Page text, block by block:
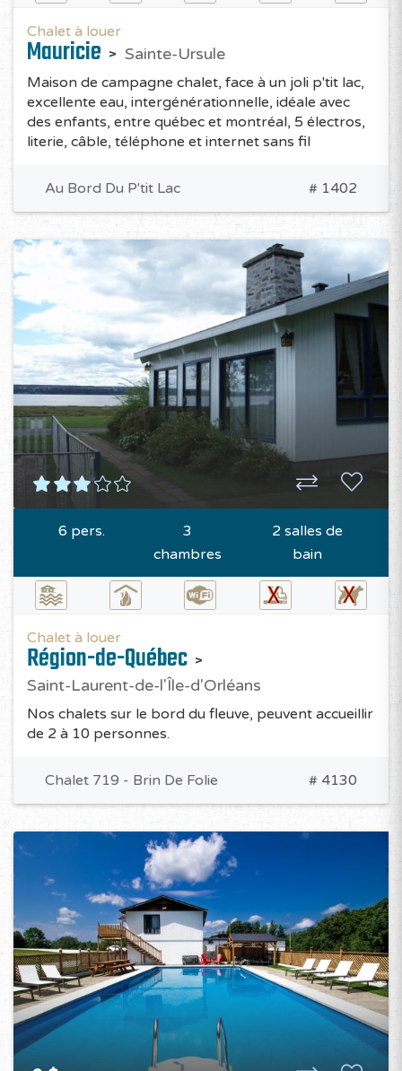
Chalet à louer
Mauricie Sainte-Ursule
Maison de campagne chalet, face à un joli p'tit lac,
excellente eau, intergénérationnelle, idéale avec
des enfants, entre québec et montréal, 5 électros,
literie, câble, téléphone et internet sans fil
Au Bord Du P'tit Lac # 1402
6 pers.
3
chambres
2 salles de
bain
Chalet à louer
Région-de-Québec
Saint-Laurent-de-l'Île-d'Orléans
Nos chalets sur le bord du fleuve, peuvent accueillir
de 2 à 10 personnes.
Chalet 719 - Brin De Folie # 4130